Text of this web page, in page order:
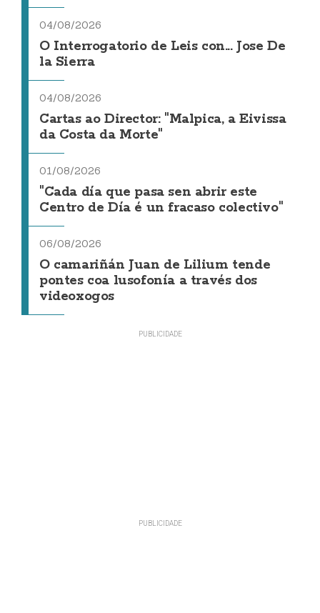
04/08/2026
O Interrogatorio de Leis con... Jose De
la Sierra
04/08/2026
Cartas ao Director: "Malpica, a Eivissa
da Costa da Morte"
01/08/2026
"Cada día que pasa sen abrir este
Centro de Día é un fracaso colectivo"
06/08/2026
O camariñán Juan de Lilium tende
pontes coa lusofonía a través dos
videoxogos